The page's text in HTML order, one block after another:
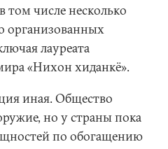
числе несколько
организованных
лауреата
«Нихон хиданкё».
иная. Общество
но у страны пока
по обогащению